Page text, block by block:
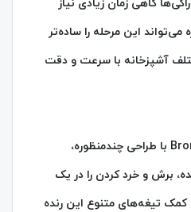
گاهی زمان زیادی نیاز
می‌تواند این مرحله را ساده‌تر
آشپزخانه با سرعت و دقت
رنده دستی ۱۰ کاره برونر Broner با طراحی چندمنظوره،
برش و خرد کردن را در یک
تیغه‌های متنوع این رنده